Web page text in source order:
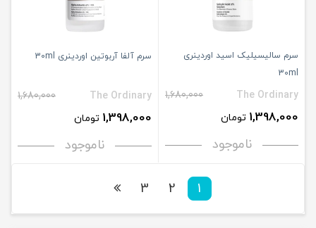
سرم سالیسیلیک اسید اوردینری
30ml
The Ordinary
1,680,000
1,398,000 تومان
ناموجود
سرم آلفا آربوتین اوردینری 30ml
The Ordinary
1,680,000
1,398,000 تومان
ناموجود
1
2
3